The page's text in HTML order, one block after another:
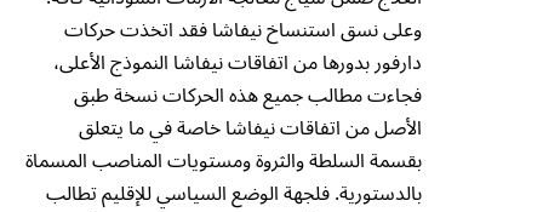
وعلى نسق استنساخ نيفاشا فقد اتخذت حركات
دارفور بدورها من اتفاقات نيفاشا النموذج الأعلى،
فجاءت مطالب جميع هذه الحركات نسخة طبق
الأصل من اتفاقات نيفاشا خاصة في ما يتعلق
بقسمة السلطة والثروة ومستويات المناصب المسماة
بالدستورية. فلجهة الوضع السياسي للإقليم تطالب